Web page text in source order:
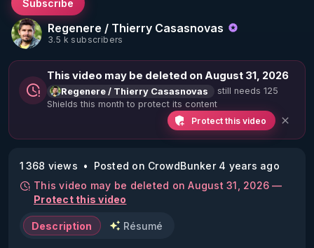
Regenere / Thierry Casasnovas
3.5 k subscribers
Subscribe
This video may be deleted on August 31, 2026
Regenere / Thierry Casasnovas
still needs 125
Shields this month to protect its content
Protect this video
1 368 views
Posted on CrowdBunker 4 years ago
This video may be deleted on August 31, 2026 —
Protect this video
Description Résumé